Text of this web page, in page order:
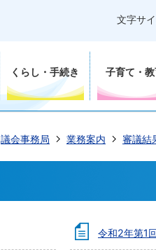
文字サ
くらし・手続き 子育て・
議会事務局 業務案内 審議結
令和2年第1